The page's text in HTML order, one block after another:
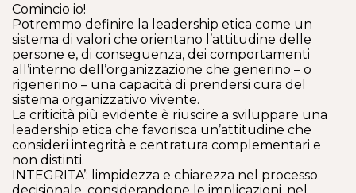
Comincio io!
Potremmo definire la leadership etica come un
sistema di valori che orientano l’attitudine delle
persone e, di conseguenza, dei comportamenti
all’interno dell’organizzazione che generino – o
rigenerino – una capacità di prendersi cura del
sistema organizzativo vivente.
La criticità più evidente è riuscire a sviluppare una
leadership etica che favorisca un’attitudine che
consideri integrità e centratura complementari e
non distinti.
INTEGRITA’: limpidezza e chiarezza nel processo